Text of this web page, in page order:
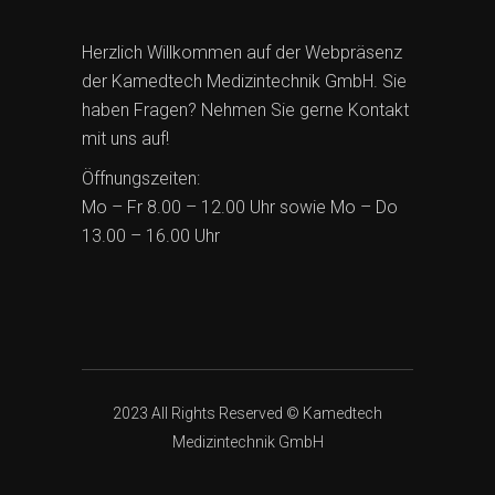
Herzlich Willkommen auf der Webpräsenz
der Kamedtech Medizintechnik GmbH. Sie
haben Fragen? Nehmen Sie gerne Kontakt
mit uns auf!
Öffnungszeiten:
Mo – Fr 8.00 – 12.00 Uhr sowie Mo – Do
13.00 – 16.00 Uhr
2023 All Rights Reserved © Kamedtech
Medizintechnik GmbH